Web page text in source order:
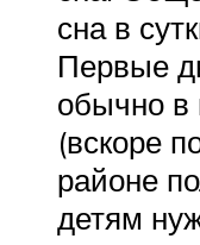
сна в
Первые
обычно в
(вскоре
районе
детям